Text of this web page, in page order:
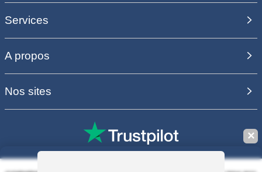
Services
A propos
Nos sites
✕